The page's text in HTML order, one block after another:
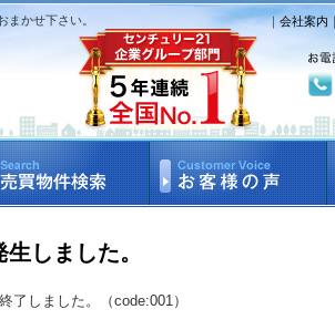
かせ下さい。 ｜会社案内
しました。
了しました。（code:001）